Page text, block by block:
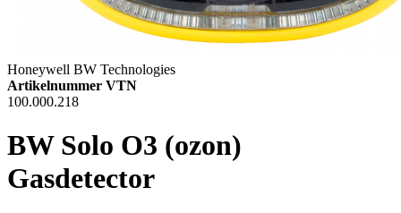
Honeywell BW Technologies
Artikelnummer VTN
100.000.218
BW Solo O3 (ozon)
Gasdetector